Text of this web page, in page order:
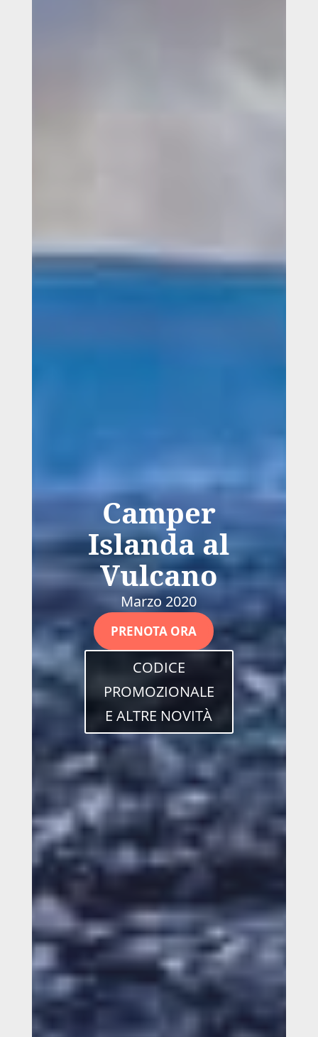
Camper
Islanda al
Vulcano
Marzo 2020
PRENOTA ORA
CODICE
PROMOZIONALE
E ALTRE NOVITÀ